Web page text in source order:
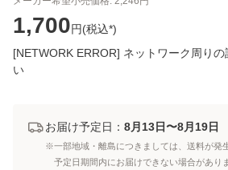
1,700円(税込*)
[NETWORK ERROR] ネットワーク周り
い
お届け予定日： 8月13日〜8月19日
※一部地域・離島につきましては、送料が発
予定日期間内にお届けできない場合があり